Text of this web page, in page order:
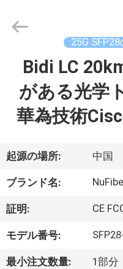
プ
ダ
ク
ト
私
Shenzhen
Fivision
Developed
25G
Bidi LC
がある光学
華為技術
起源の場所: 中国
ブランド名:
証明: CE
モデル番号:
最小注文数量: 1部分